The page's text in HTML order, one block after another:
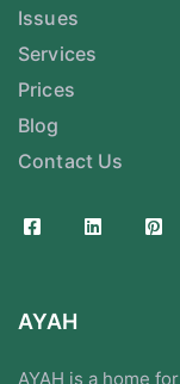
Issues
Services
Prices
Blog
Contact Us
AYAH
AYAH is a home